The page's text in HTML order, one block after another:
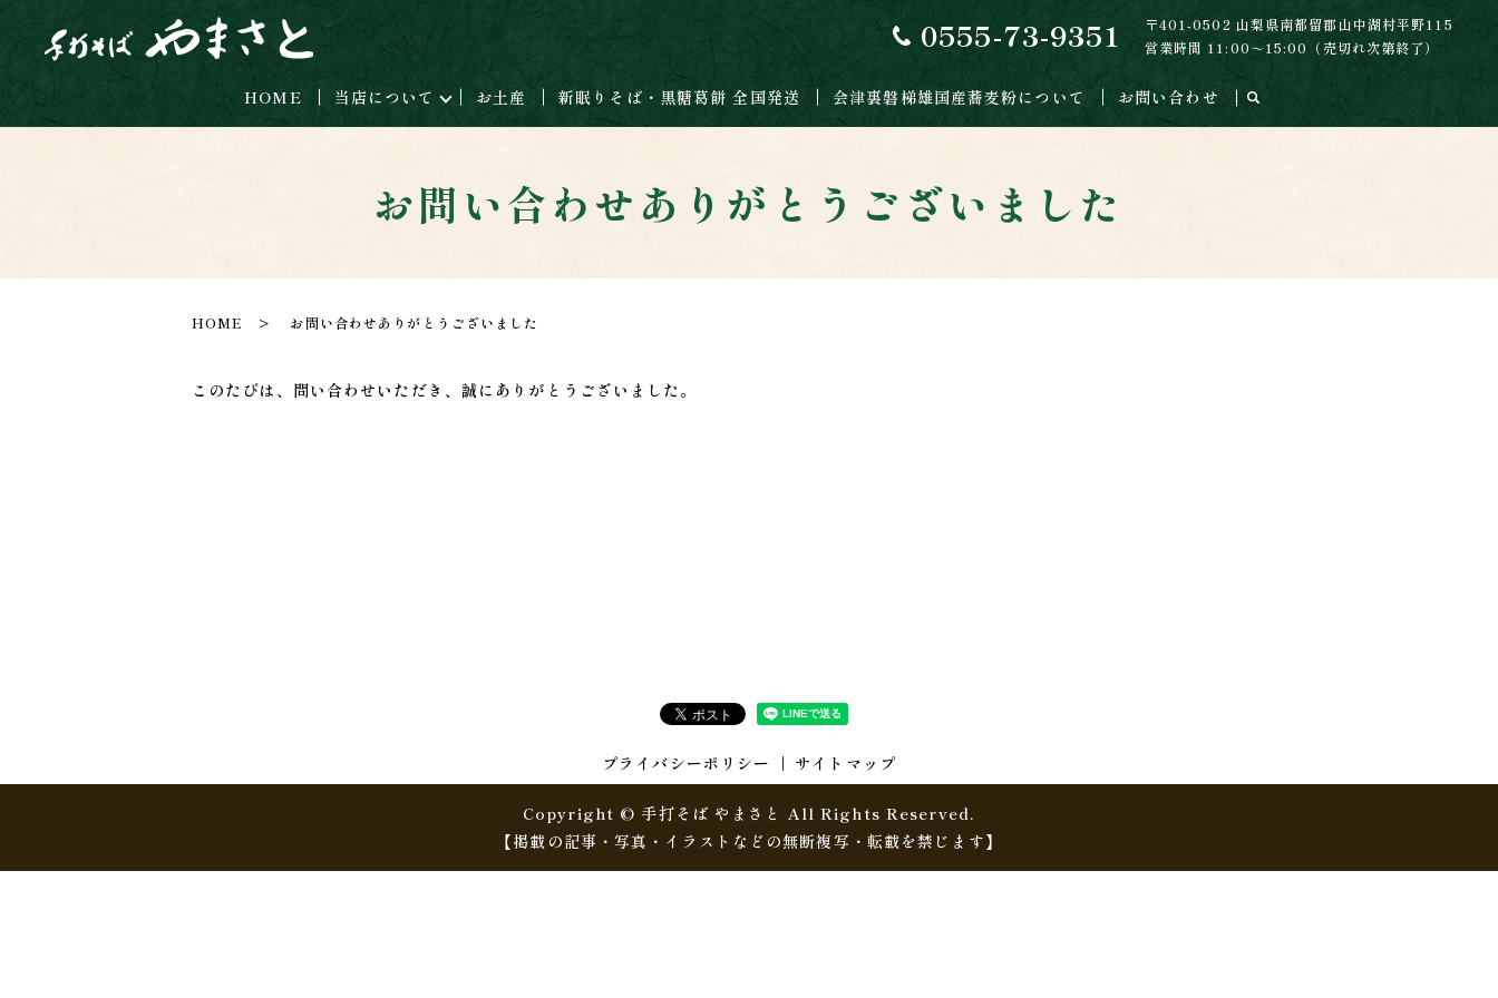
0555-73-9351
〒401-0502 山梨県南都留郡山中湖村平野115
営業時間 11:00～15:00（売切れ次第終了）
HOME 当店について お土産 新眠りそば・黒糖葛餅 全国発送 会津裏磐梯雄国産蕎麦粉について お問い合わせ
お問い合わせありがとうございました
HOME お問い合わせありがとうございました
このたびは、問い合わせいただき、誠にありがとうございました。
プライバシーポリシー サイトマップ
Copyright © 手打そば やまさと All Rights Reserved.
【掲載の記事・写真・イラストなどの無断複写・転載を禁じます】